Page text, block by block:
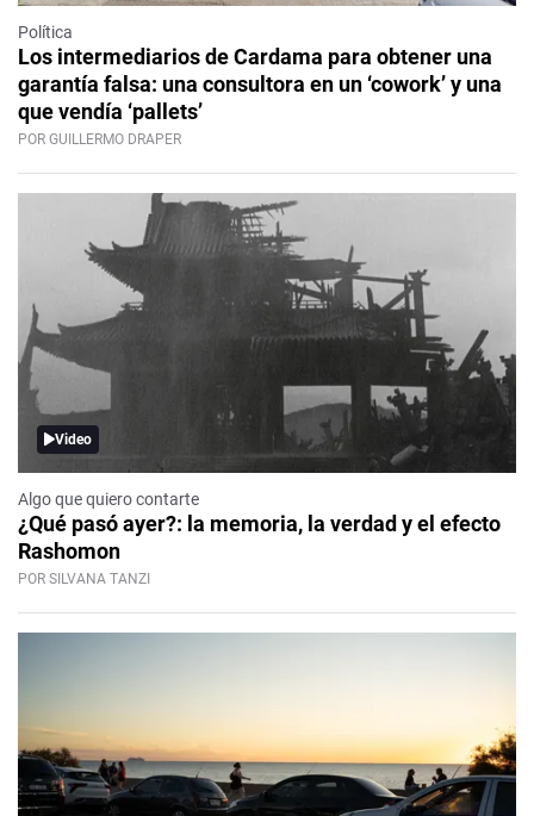
Política
Los intermediarios de Cardama para obtener una
garantía falsa: una consultora en un ‘cowork’ y una
que vendía ‘pallets’
POR GUILLERMO DRAPER
Video
Algo que quiero contarte
¿Qué pasó ayer?: la memoria, la verdad y el efecto
Rashomon
POR SILVANA TANZI